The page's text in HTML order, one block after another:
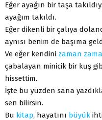
Eğer ayağın bir taşa
ayağım takıldı.
Eğer dikenli bir çalıya
aynısı benim de başıma
Ve eğer kendini zaman
çabalayan minicik bir kuş
hissettim.
İşte bu yüzden sana
sen bilirsin.
Bu kitap, hayatını büyük